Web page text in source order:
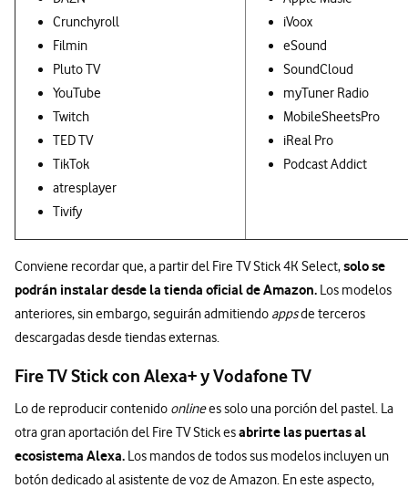
Crunchyroll
Filmin
Pluto TV
YouTube
Twitch
TED TV
TikTok
atresplayer
Tivify
iVoox
eSound
SoundCloud
myTuner Radio
MobileSheetsPro
iReal Pro
Podcast Addict
Conviene recordar que, a partir del Fire TV Stick 4K Select,solo se
podrán instalar desde la tienda oficial de Amazon. Los modelos
anteriores, sin embargo, seguirán admitiendo appsde terceros
descargadas desde tiendas externas.
Fire TV Stick con Alexa+ y Vodafone TV
Lo de reproducir contenido onlinees solo una porción del pastel. La
otra gran aportación del Fire TV Stick esabrirte las puertas al
ecosistema Alexa. Los mandos de todos sus modelos incluyen un
botón dedicado al asistente de voz de Amazon. En este aspecto,